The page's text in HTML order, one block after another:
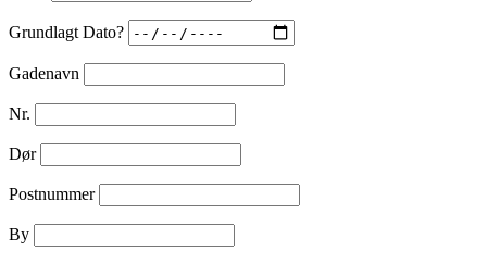
Grundlagt Dato?
Gadenavn
Nr.
Dør
Postnummer
By